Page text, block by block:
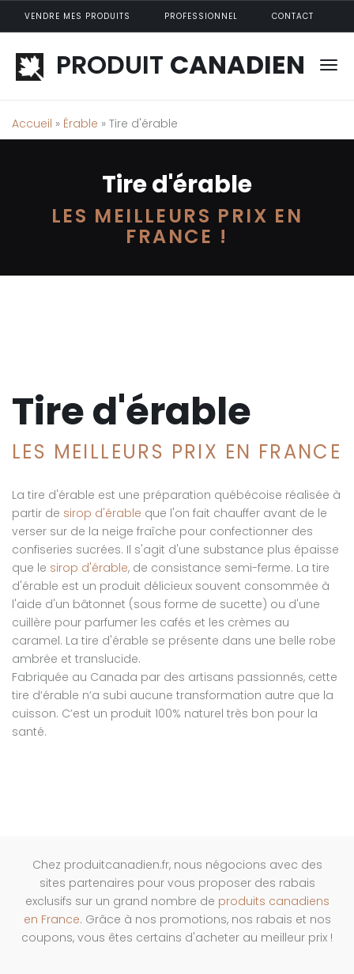
Aller au contenu principal
VENDRE MES PRODUITS PROFESSIONNEL CONTACT
PRODUIT CANADIEN
Accueil » Érable » Tire d'érable
Tire d'érable
LES MEILLEURS PRIX EN
FRANCE !
Tire d'érable
LES MEILLEURS PRIX EN FRANCE
La tire d'érable est une préparation québécoise réalisée à
partir de sirop d'érable que l'on fait chauffer avant de le
verser sur de la neige fraîche pour confectionner des
confiseries sucrées. Il s'agit d'une substance plus épaisse
que le sirop d'érable, de consistance semi-ferme. La tire
d'érable est un produit délicieux souvent consommée à
l'aide d'un bâtonnet (sous forme de sucette) ou d'une
cuillère pour parfumer les cafés et les crèmes au
caramel. La tire d'érable se présente dans une belle robe
ambrée et translucide.
Fabriquée au Canada par des artisans passionnés, cette
tire d’érable n’a subi aucune transformation autre que la
cuisson. C’est un produit 100% naturel très bon pour la
santé.
Chez produitcanadien.fr, nous négocions avec des
sites partenaires pour vous proposer des rabais
exclusifs sur un grand nombre de produits canadiens
en France. Grâce à nos promotions, nos rabais et nos
coupons, vous êtes certains d'acheter au meilleur prix !